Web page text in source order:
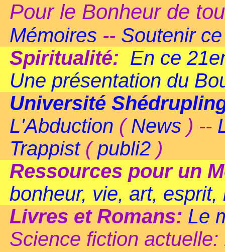
Pour le Bonheur de
Mémoires -- Soutenir
Spiritualité: En ce
Une présentation du
Université
L'Abduction (News ) --
Trappist(publi2)
Ressources pour un
bonheur, vie, art,
Livres et Romans: Le
Science fiction actuelle: